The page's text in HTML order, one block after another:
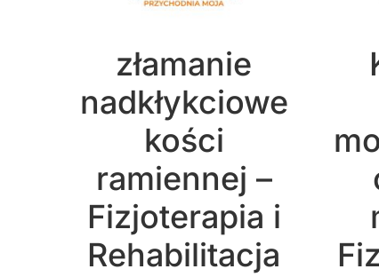
złamanie
nadkłykciowe
kości
ramiennej –
Fizjoterapia i
Rehabilitacja